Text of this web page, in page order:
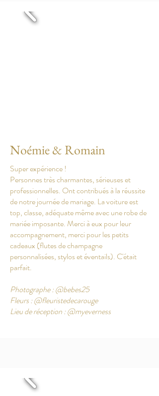
Noémie & Romain
Super expérience !
Personnes très charmantes, sérieuses et
professionnelles. Ont contribués à la réussite
de notre journée de mariage. La voiture est
top, classe, adéquate même avec une robe de
mariée imposante. Merci à eux pour leur
accompagnement, merci pour les petits
cadeaux (flutes de champagne
personnalisées, stylos et éventails). C'était
parfait.
Photographe : @bebes25
Fleurs : @fleuristedecarouge
Lieu de réception : @myeverness